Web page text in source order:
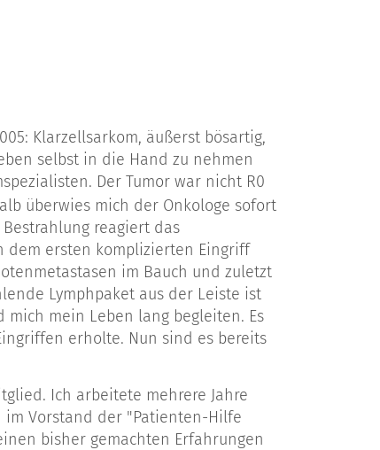
Klarzellsarkom, äußerst bösartig,
selbst in die Hand zu nehmen
Der Tumor war nicht R0
überwies mich der Onkologe sofort
reagiert das
dem ersten komplizierten Eingriff
im Bauch und zuletzt
Lymphpaket aus der Leiste ist
mein Leben lang begleiten. Es
erholte. Nun sind es bereits
Ich arbeitete mehrere Jahre
im Vorstand der "Patienten-Hilfe
bisher gemachten Erfahrungen